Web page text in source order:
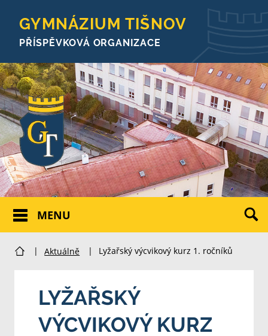
GYMNÁZIUM TIŠNOV
PŘÍSPĚVKOVÁ ORGANIZACE
MENU
| Aktuálně | Lyžařský výcvikový kurz 1. ročníků
LYŽAŘSKÝ
VÝCVIKOVÝ KURZ